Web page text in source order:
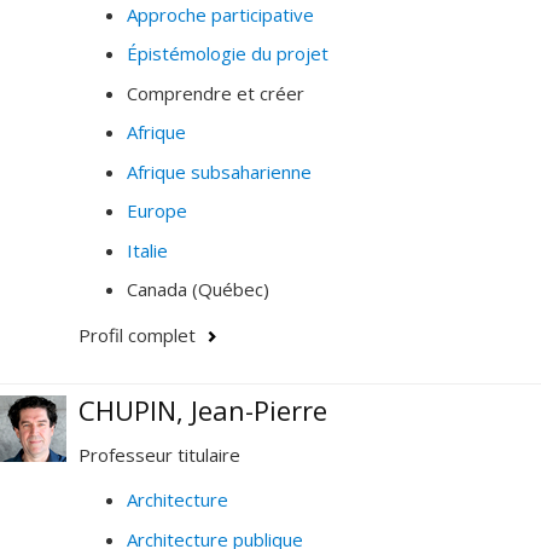
Approche participative
Épistémologie du projet
Comprendre et créer
Afrique
Afrique subsaharienne
Europe
Italie
Canada (Québec)
Profil complet
CHUPIN, Jean-Pierre
Professeur titulaire
Architecture
Architecture publique